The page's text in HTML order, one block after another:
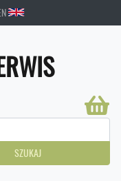
SZUKAJ